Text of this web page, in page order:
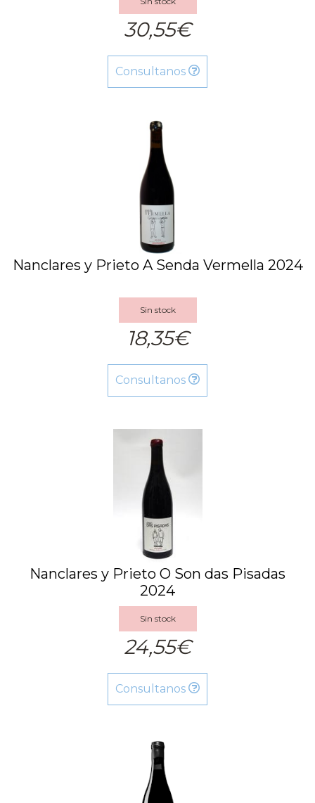
30,55€
Consultanos
Nanclares y Prieto A Senda Vermella 2024
Sin stock
18,35€
Consultanos
Nanclares y Prieto O Son das Pisadas
2024
Sin stock
24,55€
Consultanos